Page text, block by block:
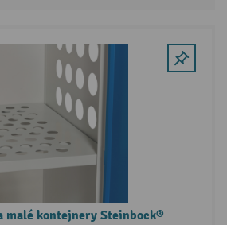
malé kontejnery Steinbock®